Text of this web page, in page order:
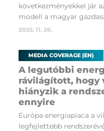
következményekkel jár
modell a magyar
2025. 11. 26.
MEDIA COVERAGE (EN)
A legutóbbi
rávilágított, hogy
hiányzik a
ennyire
Európa energiapiaca a
legfejlettebb